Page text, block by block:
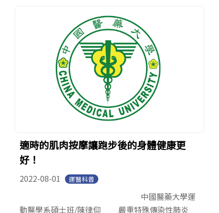
適時的肌肉按摩讓跑步後的身體健康更
好！
2022-08-01 運醫科普
中國醫藥大學運
動醫學系碩士班/陳律仰 嚴重特殊傳染性肺炎